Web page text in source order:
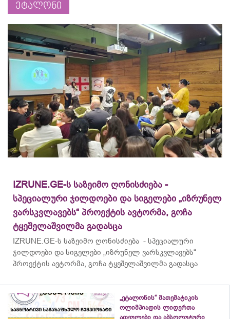
ეტალონი
IZRUNE.GE-ს საზეიმო ღონისძიება -
სპეციალური ჯილდოები და სიგელები „იზრუნელ
ვარსკვლავებს“ პროექტის ავტორმა, გოჩა
ტყეშელაშვილმა გადასცა
IZRUNE.GE-ს საზეიმო ღონისძიება - სპეციალური
ჯილდოები და სიგელები „იზრუნელ ვარსკვლავებს“
პროექტის ავტორმა, გოჩა ტყეშელაშვილმა გადასცა
„ეტალონის“ მათემატიკის
ოლიმპიადის ლიდერთა
ათეულები და აბსოლუტური